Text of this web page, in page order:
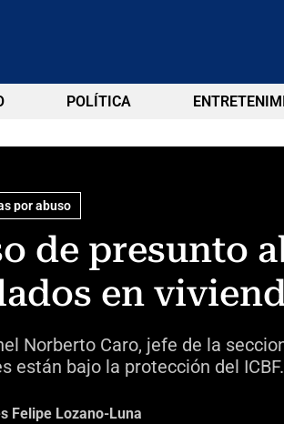
POLÍTICA
por abuso
de presunto
en
Norberto Caro, jefe de la
están bajo la protección del ICBF.
Felipe Lozano-Luna